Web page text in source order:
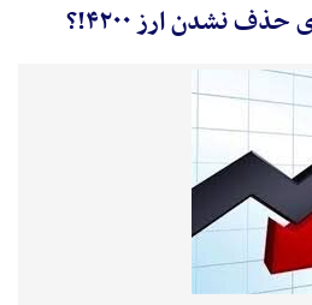
نشدن ارز ۴۲۰۰!؟